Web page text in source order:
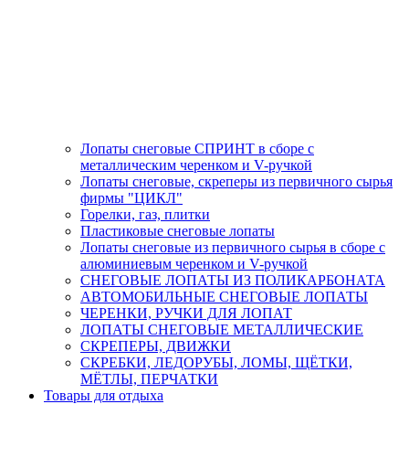
Лопаты снеговые СПРИНТ в сборе с
металлическим черенком и V-ручкой
Лопаты снеговые, скреперы из первичного сырья
фирмы "ЦИКЛ"
Горелки, газ, плитки
Пластиковые снеговые лопаты
Лопаты снеговые из первичного сырья в сборе с
алюминиевым черенком и V-ручкой
СНЕГОВЫЕ ЛОПАТЫ ИЗ ПОЛИКАРБОНАТА
АВТОМОБИЛЬНЫЕ СНЕГОВЫЕ ЛОПАТЫ
ЧЕРЕНКИ, РУЧКИ ДЛЯ ЛОПАТ
ЛОПАТЫ СНЕГОВЫЕ МЕТАЛЛИЧЕСКИЕ
СКРЕПЕРЫ, ДВИЖКИ
СКРЕБКИ, ЛЕДОРУБЫ, ЛОМЫ, ЩЁТКИ,
МЁТЛЫ, ПЕРЧАТКИ
Товары для отдыха